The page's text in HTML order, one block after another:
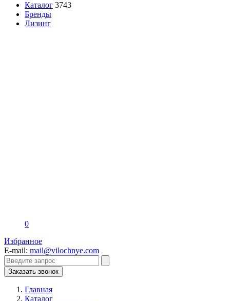
Каталог 3743
Бренды
Лизинг
0
Избранное
E-mail: mail@vilochnye.com
Заказать звонок
Главная
Каталог